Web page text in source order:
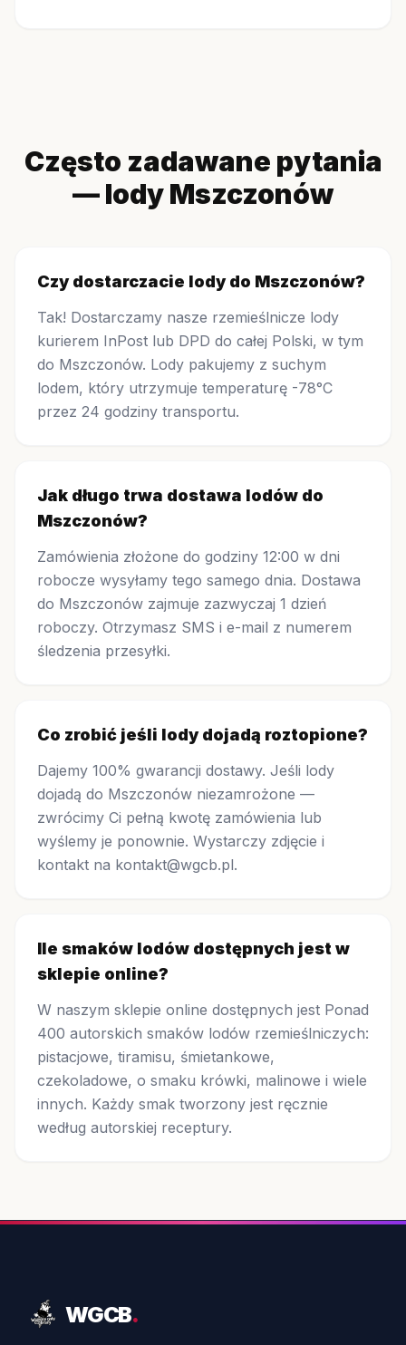
Często zadawane pytania
— lody Mszczonów
Czy dostarczacie lody do Mszczonów?
Tak! Dostarczamy nasze rzemieślnicze lody
kurierem InPost lub DPD do całej Polski, w tym
do Mszczonów. Lody pakujemy z suchym
lodem, który utrzymuje temperaturę -78°C
przez 24 godziny transportu.
Jak długo trwa dostawa lodów do
Mszczonów?
Zamówienia złożone do godziny 12:00 w dni
robocze wysyłamy tego samego dnia. Dostawa
do Mszczonów zajmuje zazwyczaj 1 dzień
roboczy. Otrzymasz SMS i e-mail z numerem
śledzenia przesyłki.
Co zrobić jeśli lody dojadą roztopione?
Dajemy 100% gwarancji dostawy. Jeśli lody
dojadą do Mszczonów niezamrożone —
zwrócimy Ci pełną kwotę zamówienia lub
wyślemy je ponownie. Wystarczy zdjęcie i
kontakt na kontakt@wgcb.pl.
Ile smaków lodów dostępnych jest w
sklepie online?
W naszym sklepie online dostępnych jest Ponad
400 autorskich smaków lodów rzemieślniczych:
pistacjowe, tiramisu, śmietankowe,
czekoladowe, o smaku krówki, malinowe i wiele
innych. Każdy smak tworzony jest ręcznie
według autorskiej receptury.
WGCB.